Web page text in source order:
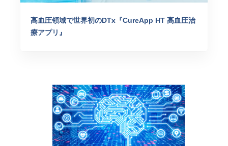
高血圧領域で世界初のDTx『CureApp HT 高血圧治
療アプリ』